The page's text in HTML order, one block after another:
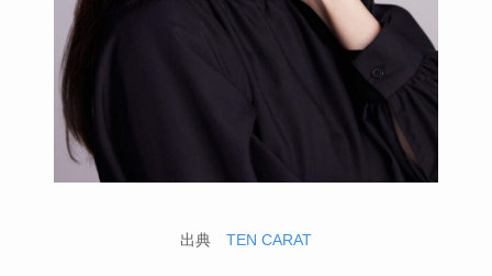
出典 TEN CARAT